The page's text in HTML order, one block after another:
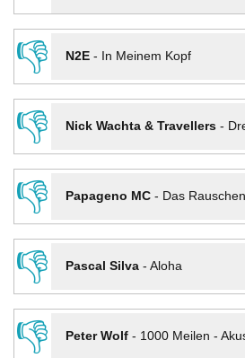
👎
N2E- In Meinem Kopf
👎
Nick Wachta & Travellers-
👎
Papageno MC- Das
👎
Pascal Silva- Aloha
👎
Peter Wolf- 1000 Meilen -